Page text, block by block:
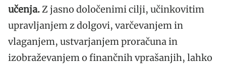
učenja.Z jasno določenimi cilji, učinkovitim
upravljanjem z dolgovi, varčevanjem in
vlaganjem, ustvarjanjem proračuna in
izobraževanjem o finančnih vprašanjih, lahko